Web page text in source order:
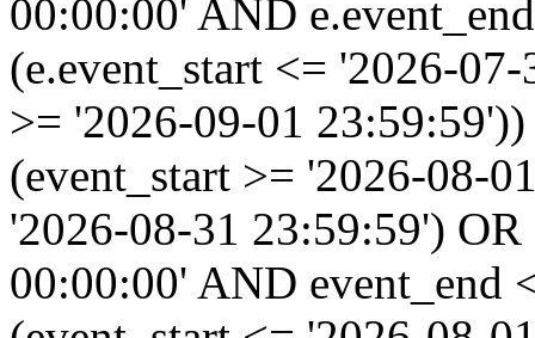
00:00:00' AND
(e.event_start <= '2026-
>= '2026-09-01
(event_start >= '2026-08-
'2026-08-31 23:59:59')
00:00:00' AND event_end